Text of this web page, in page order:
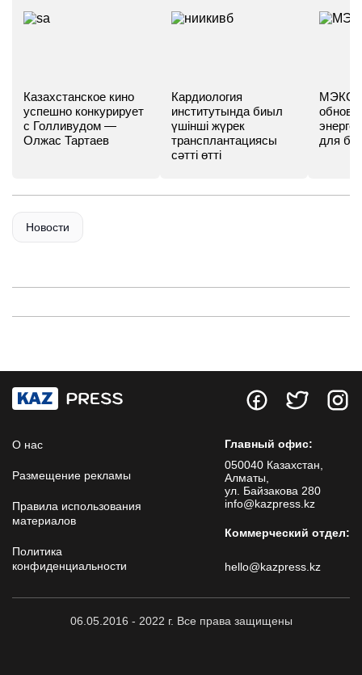
Казахстанское кино
успешно конкурирует
с Голливудом —
Олжас Тартаев
Кардиология
институтында биыл
үшінші жүрек
трансплантациясы
сәтті өтті
МЭКС -
для
Новости
О нас
Размещение рекламы
Правила использования
материалов
Политика
конфиденциальности
Главный офис:
050040 Казахстан,
Алматы,
ул. Байзакова 280
info@kazpress.kz
Коммерческий отдел:
hello@kazpress.kz
06.05.2016 - 2022 г. Все права защищены